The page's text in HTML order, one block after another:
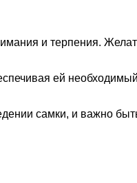
и терпения.
ей
самки, и важно